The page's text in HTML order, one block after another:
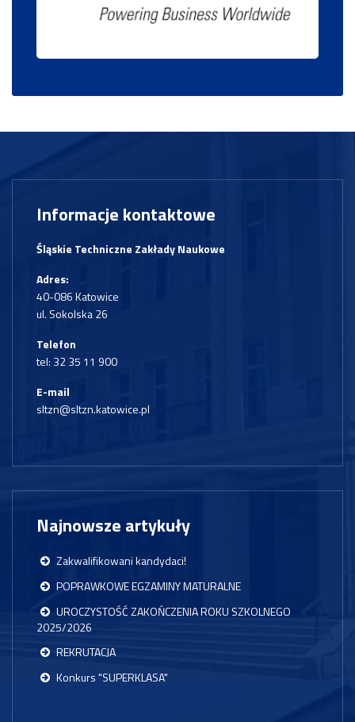
Informacje kontaktowe
Śląskie Techniczne Zakłady Naukowe
Adres:
40-086 Katowice
ul. Sokolska 26
Telefon
tel: 32 35 11 900
E-mail
sltzn@sltzn.katowice.pl
Najnowsze artykuły
Zakwalifikowani kandydaci!
POPRAWKOWE EGZAMINY MATURALNE
UROCZYSTOŚĆ ZAKOŃCZENIA ROKU SZKOLNEGO
2025/2026
REKRUTACJA
Konkurs "SUPERKLASA"